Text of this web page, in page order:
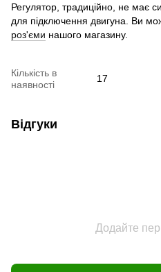
Регулятор, традиційно, не має
для підключення двигуна. Ви
роз'єми нашого магазину.
Кількість в
наявності
17
Відгуки
Додайте